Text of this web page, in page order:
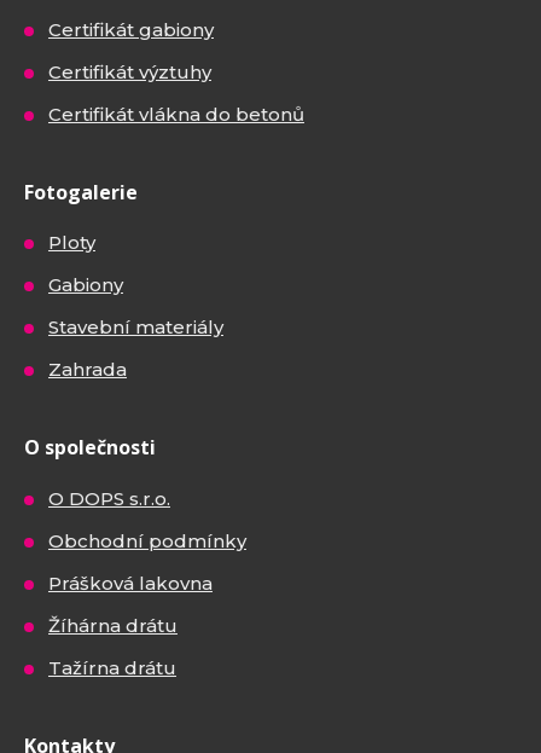
Certifikát gabiony
Certifikát výztuhy
Certifikát vlákna do betonů
Fotogalerie
Ploty
Gabiony
Stavební materiály
Zahrada
O společnosti
O DOPS s.r.o.
Obchodní podmínky
Prášková lakovna
Žíhárna drátu
Tažírna drátu
Kontakty